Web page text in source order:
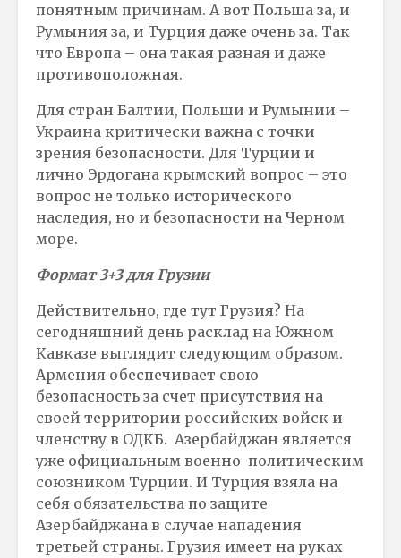
понятным причинам. А вот Польша за, и
Румыния за, и Турция даже очень за. Так
что Европа – она такая разная и даже
противоположная.
Для стран Балтии, Польши и Румынии –
Украина критически важна с точки
зрения безопасности. Для Турции и
лично Эрдогана крымский вопрос – это
вопрос не только исторического
наследия, но и безопасности на Черном
море.
Формат 3+3 для Грузии
Действительно, где тут Грузия? На
сегодняшний день расклад на Южном
Кавказе выглядит следующим образом.
Армения обеспечивает свою
безопасность за счет присутствия на
своей территории российских войск и
членству в ОДКБ. Азербайджан является
уже официальным военно-политическим
союзником Турции. И Турция взяла на
себя обязательства по защите
Азербайджана в случае нападения
третьей страны. Грузия имеет на руках